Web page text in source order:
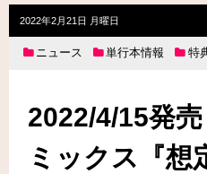
2022年2月21日 月曜日
ニュース 単行本情報 特
2022/4/15発
ミックス『想